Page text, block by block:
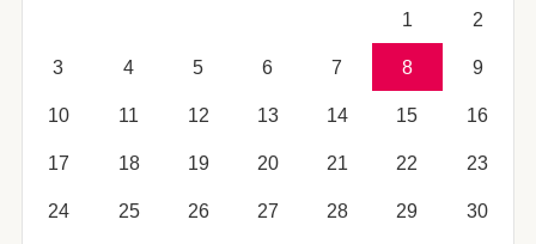
1 2
3 4 5 6 7 8 9
10 11 12 13 14 15 16
17 18 19 20 21 22 23
24 25 26 27 28 29 30